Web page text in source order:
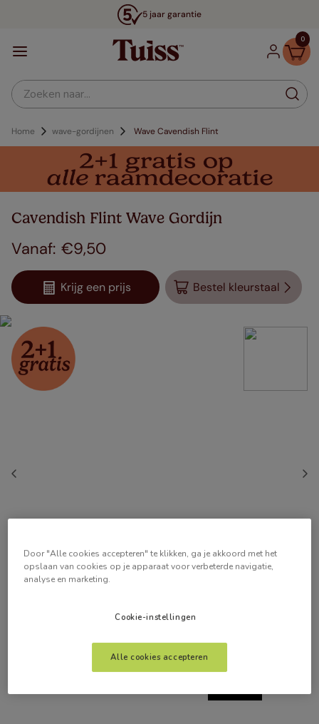
5 jaar garantie
0
Zoeken naar...
Home wave-gordijnen Wave Cavendish Flint
Cavendish Flint Wave Gordijn
€9,50
Krijg een prijs Bestel kleurstaal
Door "Alle cookies accepteren" te klikken, ga je akkoord met het
opslaan van cookies op je apparaat voor verbeterde navigatie,
analyse en marketing.
Cookie-instellingen
Alle cookies accepteren